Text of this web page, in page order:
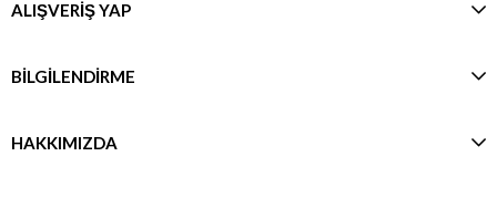
ALIŞVERİŞ YAP
BİLGİLENDİRME
HAKKIMIZDA